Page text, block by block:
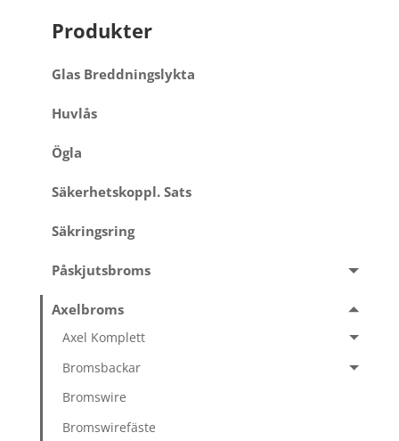
Produkter
Glas Breddningslykta
Huvlås
Ögla
Säkerhetskoppl. Sats
Säkringsring
Påskjutsbroms
Axelbroms
Axel Komplett
Bromsbackar
Bromswire
Bromswirefäste